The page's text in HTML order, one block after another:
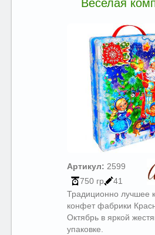
Веселая
Артикул: 2599
750 гр
41
Традиционно лучшее
конфет фабрики
Октябрь в яркой
упаковке.